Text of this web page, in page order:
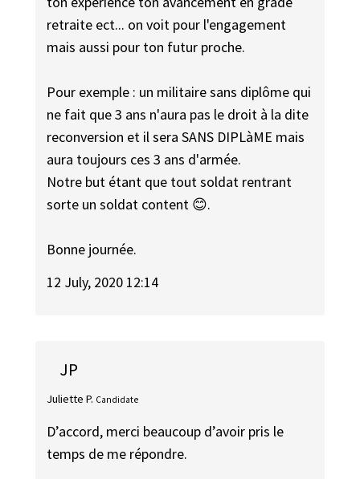
retraite ect... on voit pour l'engagement
mais aussi pour ton futur proche.
Pour exemple : un militaire sans diplôme qui
ne fait que 3 ans n'aura pas le droit à la dite
reconversion et il sera SANS DIPLàME mais
aura toujours ces 3 ans d'armée.
Notre but étant que tout soldat rentrant
sorte un soldat content 😊.
Bonne journée.
12 July, 2020 12:14
JP
Juliette P. Candidate
D’accord, merci beaucoup d’avoir pris le
temps de me répondre.